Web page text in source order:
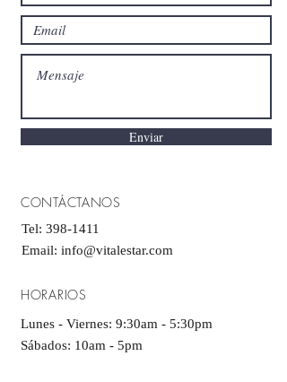
Enviar
CONTÁCTANOS
Tel: 398-1411
Email: info@vitalestar.com
HORARIOS
Lunes - Viernes: 9:30am - 5:30pm
​​Sábados: 10am - 5pm